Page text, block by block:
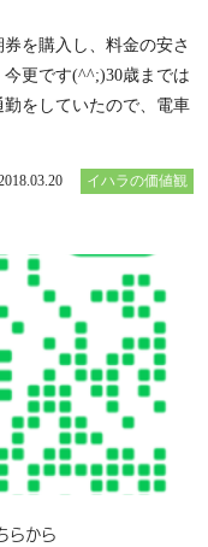
を購入し、料金の安さ
更です(^^;)30歳までは
をしていたので、電車
イハラの価値観
から